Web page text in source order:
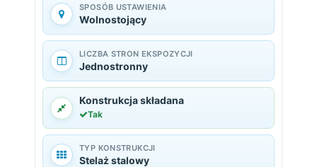
SPOSÓB USTAWIENIA
Wolnostojący
LICZBA STRON EKSPOZYCJI
Jednostronny
Konstrukcja składana
Tak
TYP KONSTRUKCJI
Stelaż stalowy